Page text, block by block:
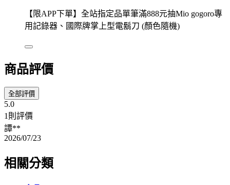
【限APP下單】全站指定品單筆滿888元抽Mio gogoro專
用記錄器、國際牌掌上型電鬍刀 (顏色隨機)
商品評價
全部評價
5.0
1則評價
譚**
2026/07/23
相關分類